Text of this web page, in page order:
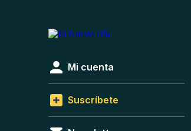
Mi cuenta
Suscríbete